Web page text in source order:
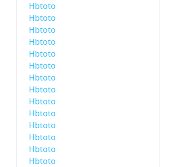
Hbtoto
Hbtoto
Hbtoto
Hbtoto
Hbtoto
Hbtoto
Hbtoto
Hbtoto
Hbtoto
Hbtoto
Hbtoto
Hbtoto
Hbtoto
Hbtoto